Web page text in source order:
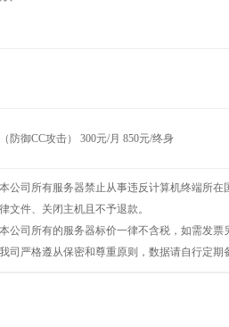
防御CC攻击） 300元/月 850元/终身
公司所有服务器禁止从事违反计算机终端所
文件、关闭主机且不予退款。
公司所有的服务器标价一律不含税，如需发票
司严格遵从保密和尊重原则，数据请自行定期